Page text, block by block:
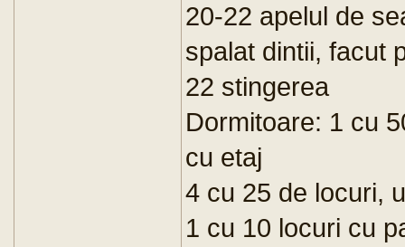
20-22 apelul de
spalat dintii, facut
22 stingerea
Dormitoare: 1 cu
cu etaj
4 cu 25 de locuri,
1 cu 10 locuri cu